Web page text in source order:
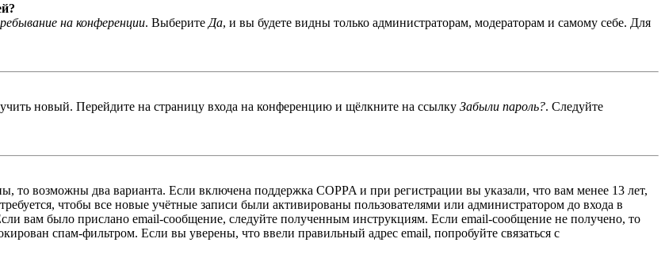
на конференции. Выберите Да, и вы будете видны только администраторам, модераторам и самому себе. Для
новый. Перейдите на страницу входа на конференцию и щёлкните на ссылку Забыли пароль?. Следуйте
то возможны два варианта. Если включена поддержка COPPA и при регистрации вы указали, что вам менее 13 лет,
чтобы все новые учётные записи были активированы пользователями или администратором до входа в
вам было прислано email-сообщение, следуйте полученным инструкциям. Если email-сообщение не получено, то
спам-фильтром. Если вы уверены, что ввели правильный адрес email, попробуйте связаться с